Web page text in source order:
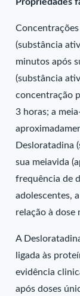
(substância
minutos após
(substância
concentração
3 horas; a
Desloratadina
sua meiavida
frequência de
adolescentes,
relação à dose
A
ligada às
evidência
após doses